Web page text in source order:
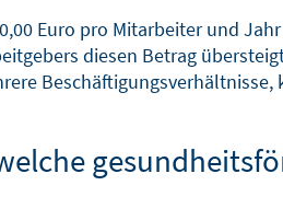
Euro pro Mitarbeiter und
diesen Betrag